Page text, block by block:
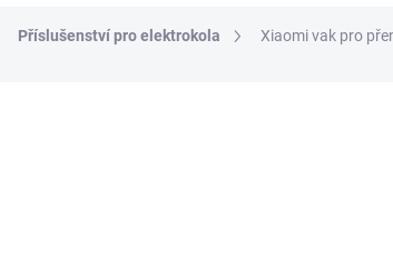
Příslušenství pro elektrokola Xiaomi vak pro